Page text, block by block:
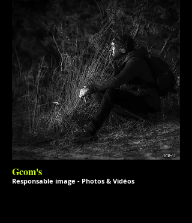
Gcom's
Responsable image - Photos & Vidéos